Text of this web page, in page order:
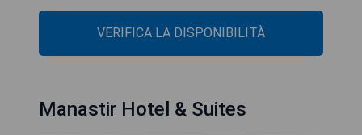
VERIFICA LA DISPONIBILITÀ
Manastir Hotel & Suites